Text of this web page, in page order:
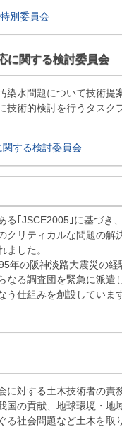
別委員会
に関する検討委員会
染水問題について技術提
技術的検討を行うタスク
する検討委員会
る｢JSCE2005｣に基づき
クリティカルな問題の解
した。
年の阪神淡路大震災の経
なる調査団を緊急に派遣
仕組みを創設しています
に対する土木技術者の責
国の貢献、地球環境・地
る社会問題など土木を取